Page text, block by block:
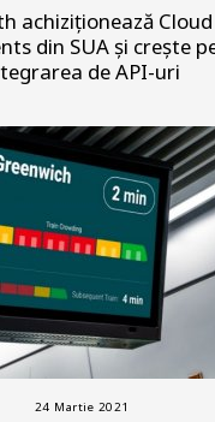
achiziționează Cloud
din SUA și crește
de API-uri
24 Martie 2021